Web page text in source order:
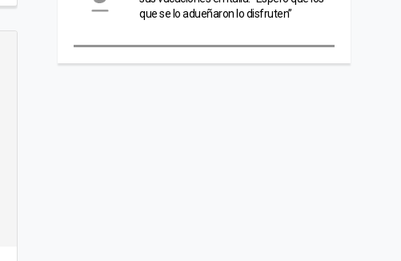
que se lo adueñaron lo disfruten”